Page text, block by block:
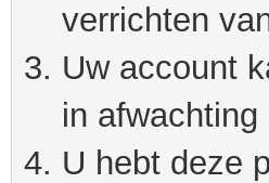
verrichten
Uw account
in
U hebt deze